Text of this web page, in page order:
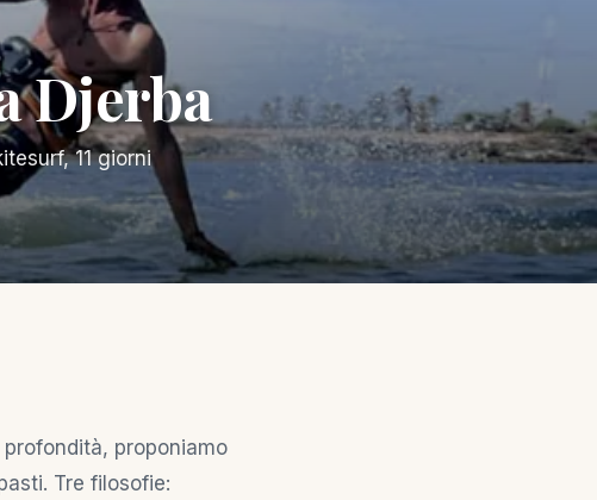
Djerba
11 giorni
proponiamo
Tre filosofie: